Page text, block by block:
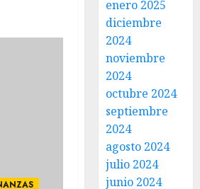
enero 2025
diciembre
2024
noviembre
2024
octubre 2024
septiembre
2024
agosto 2024
julio 2024
junio 2024